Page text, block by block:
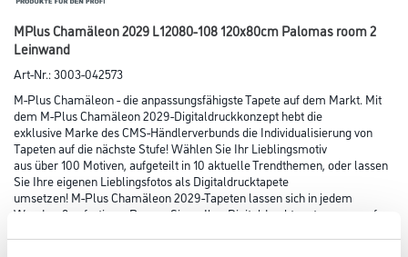
MPlus Chamäleon 2029 L12080-108 120x80cm Palomas room 2
Leinwand
Art-Nr.:3003-042573
M-Plus Chamäleon - die anpassungsfähigste Tapete auf dem Markt. Mit
dem M-Plus Chamäleon 2029-Digitaldruckkonzept hebt die
exklusive Marke des CMS-Händlerverbunds die Individualisierung von
Tapeten auf die nächste Stufe! Wählen Sie Ihr Lieblingsmotiv
aus über 100 Motiven, aufgeteilt in 10 aktuelle Trendthemen, oder lassen
Sie Ihre eigenen Lieblingsfotos als Digitaldrucktapete
umsetzen! M-Plus Chamäleon 2029-Tapeten lassen sich in jedem
Wandmaß anfertigen. Passen Sie so Ihre Digitaldrucktapete genau auf